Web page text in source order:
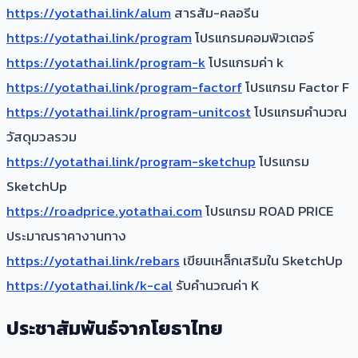
https://yotathai.link/alumสารส้ม-คลอรีน
https://yotathai.link/programโปรแกรมคอมพิวเตอร์
https://yotathai.link/program-kโปรแกรมค่า k
https://yotathai.link/program-factorfโปรแกรม Factor F
https://yotathai.link/program-unitcostโปรแกรมคำนวณ
วัสดุมวลรวม
https://yotathai.link/program-sketchupโปรแกรม
SketchUp
https://roadprice.yotathai.comโปรแกรม ROAD PRICE
ประมาณราคางานทาง
https://yotathai.link/rebars เขียนเหล็กเสริมใน SketchUp
https://yotathai.link/k-calรับคำนวณค่า K
ประชาสัมพันธ์จากโยธาไทย